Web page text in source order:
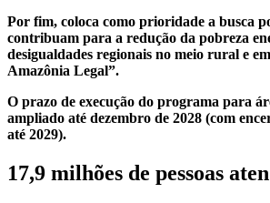
Por fim, coloca como prioridade a busca
contribuam para a redução da pobreza
desigualdades regionais no meio rural e
Amazônia Legal”.
O prazo de execução do programa para
ampliado até dezembro de 2028 (com
até 2029).
17,9 milhões de pessoas